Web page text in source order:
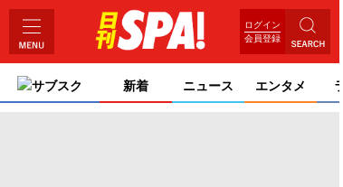
ログイン
会員登録
サブスク 新着 ニュース エンタメ